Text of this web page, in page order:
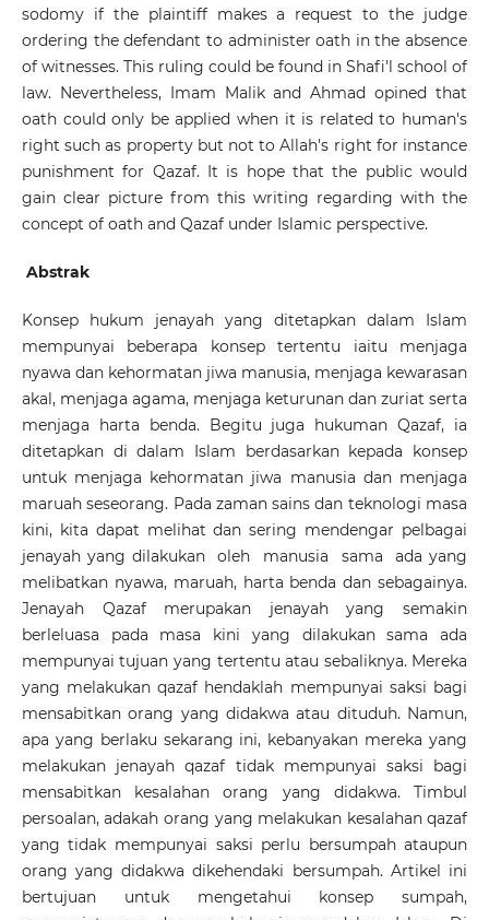
sodomy if the plaintiff makes a request to the judge
ordering the defendant to administer oath in the absence
of witnesses. This ruling could be found in Shafi'l school of
law. Nevertheless, Imam Malik and Ahmad opined that
oath could only be applied when it is related to human's
right such as property but not to Allah's right for instance
punishment for Qazaf. It is hope that the public would
gain clear picture from this writing regarding with the
concept of oath and Qazaf under Islamic perspective.
Abstrak
Konsep hukum jenayah yang ditetapkan dalam Islam
mempunyai beberapa konsep tertentu iaitu menjaga
nyawa dan kehormatan jiwa manusia, menjaga kewarasan
akal, menjaga agama, menjaga keturunan dan zuriat serta
menjaga harta benda. Begitu juga hukuman Qazaf, ia
ditetapkan di dalam Islam berdasarkan kepada konsep
untuk menjaga kehormatan jiwa manusia dan menjaga
maruah seseorang. Pada zaman sains dan teknologi masa
kini, kita dapat melihat dan sering mendengar pelbagai
jenayah yang dilakukan oleh manusia sama ada yang
melibatkan nyawa, maruah, harta benda dan sebagainya.
Jenayah Qazaf merupakan jenayah yang semakin
berleluasa pada masa kini yang dilakukan sama ada
mempunyai tujuan yang tertentu atau sebaliknya. Mereka
yang melakukan qazaf hendaklah mempunyai saksi bagi
mensabitkan orang yang didakwa atau dituduh. Namun,
apa yang berlaku sekarang ini, kebanyakan mereka yang
melakukan jenayah qazaf tidak mempunyai saksi bagi
mensabitkan kesalahan orang yang didakwa. Timbul
persoalan, adakah orang yang melakukan kesalahan qazaf
yang tidak mempunyai saksi perlu bersumpah ataupun
orang yang didakwa dikehendaki bersumpah. Artikel ini
bertujuan untuk mengetahui konsep sumpah,